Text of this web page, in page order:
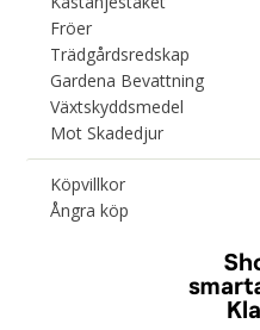
Fröer
Trädgårdsredskap
Gardena Bevattning
Växtskyddsmedel
Mot Skadedjur
Köpvillkor
Ångra köp